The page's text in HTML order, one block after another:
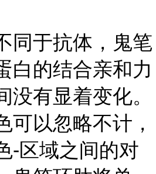
同于抗体，鬼笔
白的结合亲和力
没有显着变化。
可以忽略不计，
-区域之间的对